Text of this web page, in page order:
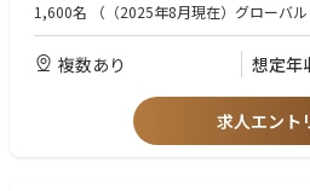
ーシップと連携し、GTM戦略を策定・実行
・ソリューションオファリングのパッケ
・地域チームとの強固なネットワーク構
・GTM拡大に向けた投資計画の策定
ty）
・テクノロジーを組み合わせたクロスセ
な視点でのクライアントプロジェクトの経
・グローバルまたはAPACレベルでの英語
1,600名 （（2025年8月現在）グローバ
複数あり 想定年
求人エント